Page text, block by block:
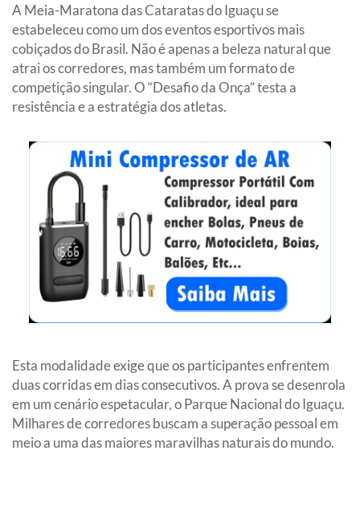
A Meia-Maratona das Cataratas do Iguaçu se
estabeleceu como um dos eventos esportivos mais
cobiçados do Brasil. Não é apenas a beleza natural que
atrai os corredores, mas também um formato de
competição singular. O “Desafio da Onça” testa a
resistência e a estratégia dos atletas.
Esta modalidade exige que os participantes enfrentem
duas corridas em dias consecutivos. A prova se desenrola
em um cenário espetacular, o Parque Nacional do Iguaçu.
Milhares de corredores buscam a superação pessoal em
meio a uma das maiores maravilhas naturais do mundo.